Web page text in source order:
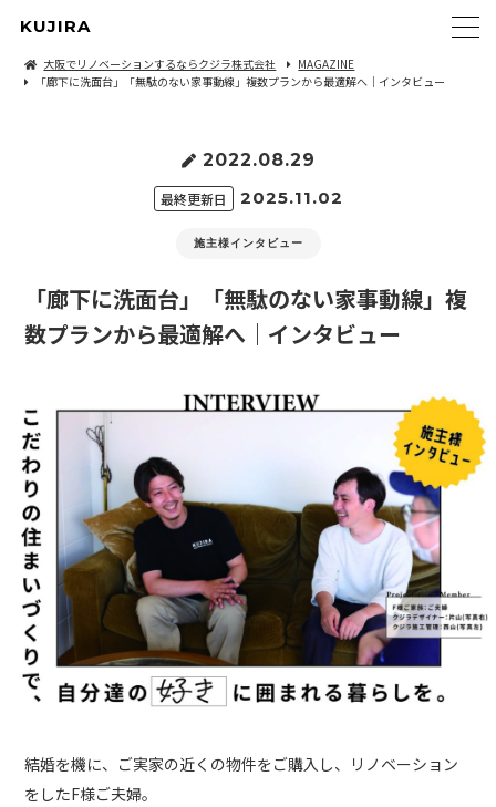
KUJIRA
大阪でリノベーションするならクジラ株式会社
MAGAZINE
「廊下に洗面台」「無駄のない家事動線」複数プランから最適解へ｜インタビュー
2022.08.29
最終更新日 2025.11.02
施主様インタビュー
「廊下に洗面台」「無駄のない家事動線」複
数プランから最適解へ｜インタビュー
結婚を機に、ご実家の近くの物件をご購入し、リノベーション
をしたF様ご夫婦。